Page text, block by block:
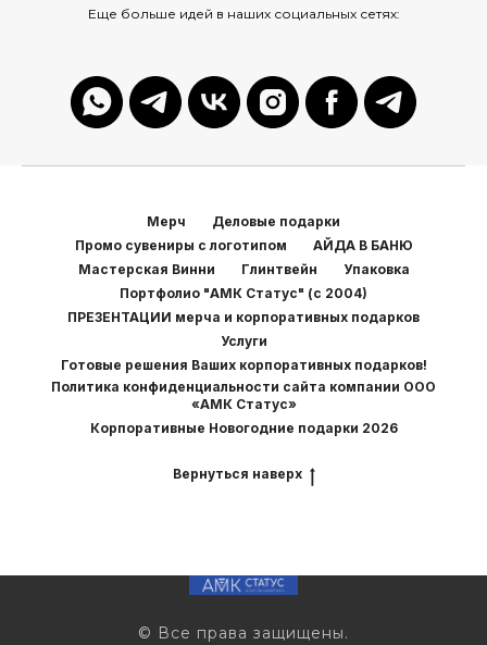
Еще больше идей в наших социальных сетях:
Мерч
Деловые подарки
Промо сувениры с логотипом
АЙДА В БАНЮ
Мастерская Винни
Глинтвейн
Упаковка
Портфолио "АМК Статус" (с 2004)
ПРЕЗЕНТАЦИИ мерча и корпоративных подарков
Услуги
Готовые решения Ваших корпоративных подарков!
Политика конфиденциальности сайта компании ООО
«АМК Статус»
Корпоративные Новогодние подарки 2026
Вернуться наверх
© Все права защищены.